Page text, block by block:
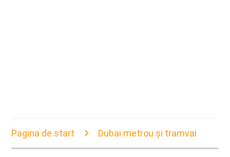
Pagina de start Dubai metrou și tramvai